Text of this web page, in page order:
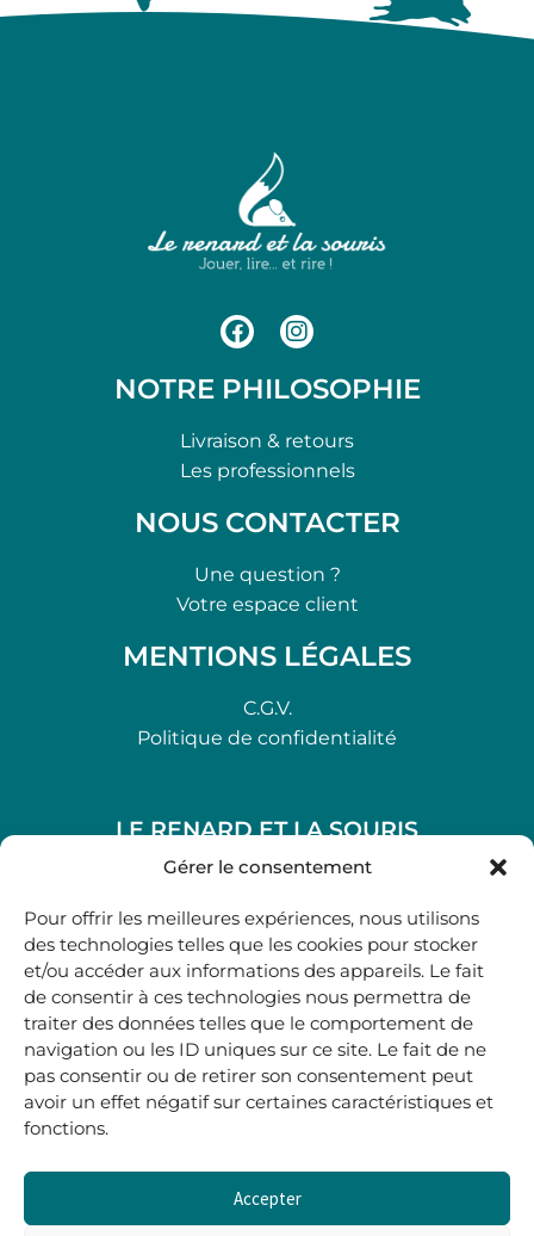
Gérer le consentement
Pour offrir les meilleures expériences, nous utilisons
des technologies telles que les cookies pour stocker
et/ou accéder aux informations des appareils. Le fait
de consentir à ces technologies nous permettra de
traiter des données telles que le comportement de
navigation ou les ID uniques sur ce site. Le fait de ne
pas consentir ou de retirer son consentement peut
avoir un effet négatif sur certaines caractéristiques et
fonctions.
Accepter
NOTRE PHILOSOPHIE
Livraison & retours
Les professionnels
NOUS CONTACTER
Une question ?
Votre espace client
MENTIONS LÉGALES
C.G.V.
Politique de confidentialité
LE RENARD ET LA SOURIS
48, rue Maubec 33210 LANGON
05 40 41 37 18
.
MARDI AU SAMEDI
10H00-12H45 | 14H00 -19H00
boutique@lerenardetlasouris.com